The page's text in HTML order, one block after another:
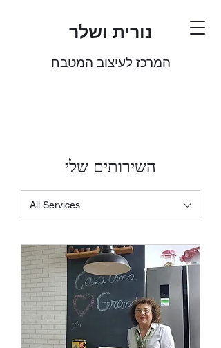
נורית ושלר
המרכז לעיצוב המטבח
השירותים שלי
All Services